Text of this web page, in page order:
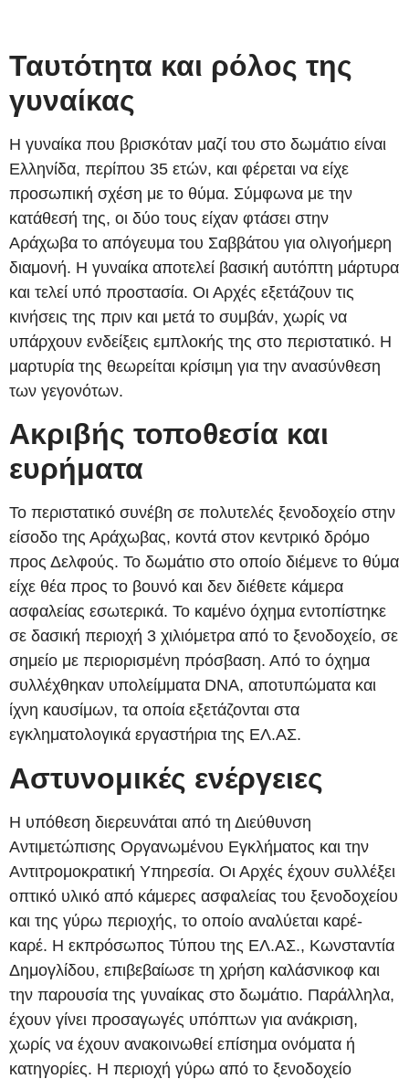
Ταυτότητα και ρόλος της
γυναίκας
Η γυναίκα που βρισκόταν μαζί του στο δωμάτιο είναι
Ελληνίδα, περίπου 35 ετών, και φέρεται να είχε
προσωπική σχέση με το θύμα. Σύμφωνα με την
κατάθεσή της, οι δύο τους είχαν φτάσει στην
Αράχωβα το απόγευμα του Σαββάτου για ολιγοήμερη
διαμονή. Η γυναίκα αποτελεί βασική αυτόπτη μάρτυρα
και τελεί υπό προστασία. Οι Αρχές εξετάζουν τις
κινήσεις της πριν και μετά το συμβάν, χωρίς να
υπάρχουν ενδείξεις εμπλοκής της στο περιστατικό. Η
μαρτυρία της θεωρείται κρίσιμη για την ανασύνθεση
των γεγονότων.
Ακριβής τοποθεσία και
ευρήματα
Το περιστατικό συνέβη σε πολυτελές ξενοδοχείο στην
είσοδο της Αράχωβας, κοντά στον κεντρικό δρόμο
προς Δελφούς. Το δωμάτιο στο οποίο διέμενε το θύμα
είχε θέα προς το βουνό και δεν διέθετε κάμερα
ασφαλείας εσωτερικά. Το καμένο όχημα εντοπίστηκε
σε δασική περιοχή 3 χιλιόμετρα από το ξενοδοχείο, σε
σημείο με περιορισμένη πρόσβαση. Από το όχημα
συλλέχθηκαν υπολείμματα DNA, αποτυπώματα και
ίχνη καυσίμων, τα οποία εξετάζονται στα
εγκληματολογικά εργαστήρια της ΕΛ.ΑΣ.
Αστυνομικές ενέργειες
Η υπόθεση διερευνάται από τη Διεύθυνση
Αντιμετώπισης Οργανωμένου Εγκλήματος και την
Αντιτρομοκρατική Υπηρεσία. Οι Αρχές έχουν συλλέξει
οπτικό υλικό από κάμερες ασφαλείας του ξενοδοχείου
και της γύρω περιοχής, το οποίο αναλύεται καρέ-
καρέ. Η εκπρόσωπος Τύπου της ΕΛ.ΑΣ., Κωνσταντία
Δημογλίδου, επιβεβαίωσε τη χρήση καλάσνικοφ και
την παρουσία της γυναίκας στο δωμάτιο. Παράλληλα,
έχουν γίνει προσαγωγές υπόπτων για ανάκριση,
χωρίς να έχουν ανακοινωθεί επίσημα ονόματα ή
κατηγορίες. Η περιοχή γύρω από το ξενοδοχείο